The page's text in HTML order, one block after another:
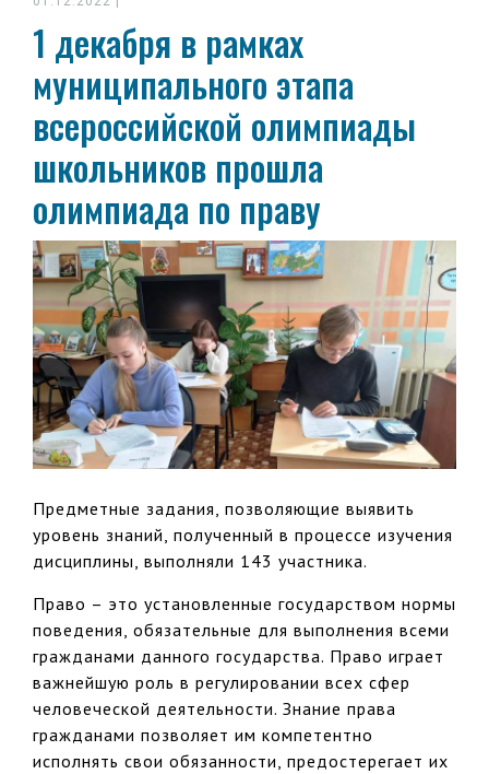
1 декабря в рамках
муниципального этапа
всероссийской олимпиады
школьников прошла
олимпиада по праву
Предметные задания, позволяющие выявить
уровень знаний, полученный в процессе изучения
дисциплины, выполняли 143 участника.
Право – это установленные государством нормы
поведения, обязательные для выполнения всеми
гражданами данного государства. Право играет
важнейшую роль в регулировании всех сфер
человеческой деятельности. Знание права
гражданами позволяет им компетентно
исполнять свои обязанности, предостерегает их